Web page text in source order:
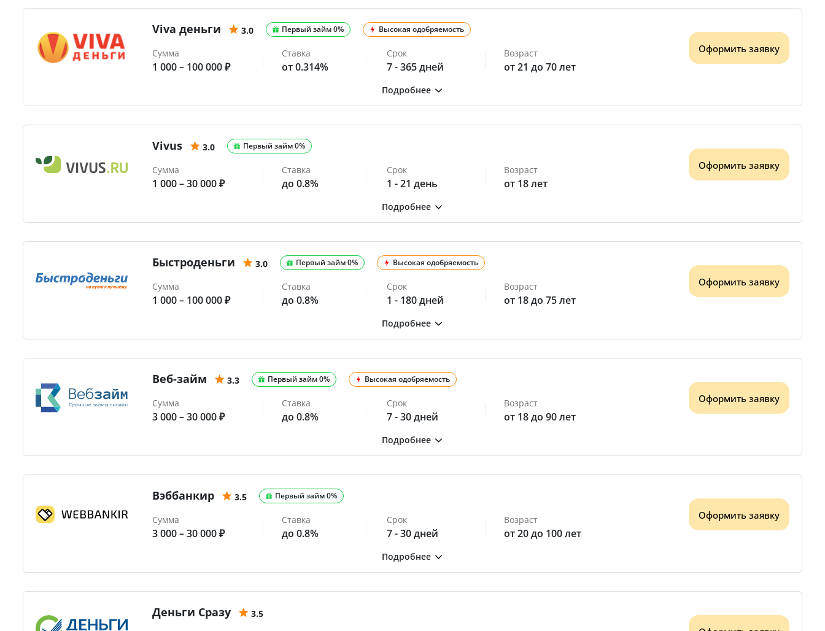
Viva деньги 3.0 Первый займ 0% Высокая одобряемость
Сумма
1 000 – 100 000 ₽
Ставка
от 0.314%
Срок
7 - 365 дней
Возраст
от 21 до 70 лет
Оформить заявку
Vivus 3.0 Первый займ 0%
Сумма
1 000 – 30 000 ₽
Ставка
до 0.8%
Срок
1 - 21 день
Возраст
от 18 лет
Оформить заявку
Быстроденьги 3.0 Первый займ 0% Высокая одобряемость
Сумма
1 000 – 100 000 ₽
Ставка
до 0.8%
Срок
1 - 180 дней
Возраст
от 18 до 75 лет
Оформить заявку
Веб-займ 3.3 Первый займ 0% Высокая одобряемость
Сумма
3 000 – 30 000 ₽
Ставка
до 0.8%
Срок
7 - 30 дней
Возраст
от 18 до 90 лет
Оформить заявку
Вэббанкир 3.5 Первый займ 0%
Сумма
3 000 – 30 000 ₽
Ставка
до 0.8%
Срок
7 - 30 дней
Возраст
от 20 до 100 лет
Оформить заявку
Деньги Сразу
3.5